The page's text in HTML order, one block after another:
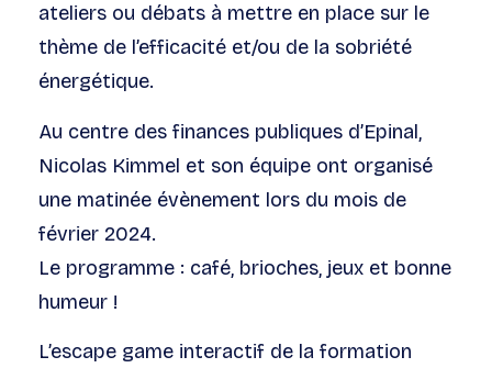
ateliers ou débats à mettre en place sur le
thème de l’efficacité et/ou de la sobriété
énergétique.
Au centre des finances publiques d’Epinal,
Nicolas Kimmel et son équipe ont organisé
une matinée évènement lors du mois de
février 2024.
Le programme : café, brioches, jeux et bonne
humeur !
L’escape game interactif de la formation